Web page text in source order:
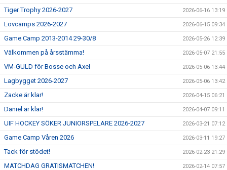
Tiger Trophy 2026-2027 2026-06-16 13:19
Lovcamps 2026-2027 2026-06-15 09:34
Game Camp 2013-2014 29-30/8 2026-05-26 12:39
Välkommen på årsstämma! 2026-05-07 21:55
VM-GULD för Bosse och Axel 2026-05-06 13:44
Lagbygget 2026-2027 2026-05-06 13:42
Zacke är klar! 2026-04-15 06:21
Daniel är klar! 2026-04-07 09:11
UIF HOCKEY SÖKER JUNIORSPELARE 2026-2027 2026-03-21 07:12
Game Camp Våren 2026 2026-03-11 19:27
Tack för stödet! 2026-02-23 21:29
MATCHDAG GRATISMATCHEN! 2026-02-14 07:57